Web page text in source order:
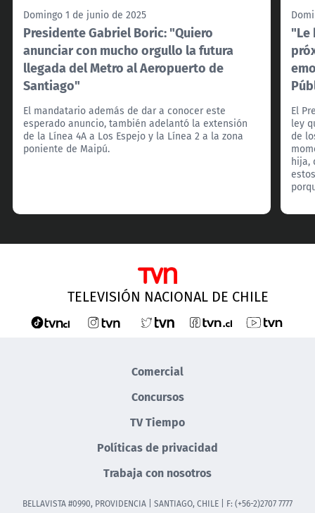
Domingo 1 de junio de 2025
Presidente Gabriel Boric: "Quiero
anunciar con mucho orgullo la futura
llegada del Metro al Aeropuerto de
Santiago"
El mandatario además de dar a conocer este
esperado anuncio, también adelantó la extensión
de la Línea 4A a Los Espejo y la Línea 2 a la zona
poniente de Maipú.
"Le
El
ley
de
hija,
TELEVISIÓN NACIONAL DE CHILE
Comercial
Concursos
TV Tiempo
Políticas de privacidad
Trabaja con nosotros
BELLAVISTA #0990, PROVIDENCIA | SANTIAGO, CHILE | F: (+56-2)2707 7777